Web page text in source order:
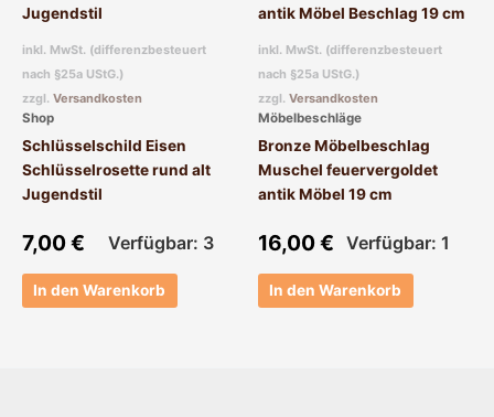
inkl. MwSt. (differenzbesteuert
nach §25a UStG.)
zzgl. Versandkosten
Shop
Schlüsselschild Eisen
Schlüsselrosette rund alt
Jugendstil
7,00€ Verfügbar: 3
In den Warenkorb
inkl. MwSt. (differenzbesteuert
nach §25a UStG.)
zzgl. Versandkosten
Möbelbeschläge
Bronze Möbelbeschlag
Muschel feuervergoldet
antik Möbel 19 cm
16,00€ Verfügbar: 1
In den Warenkorb